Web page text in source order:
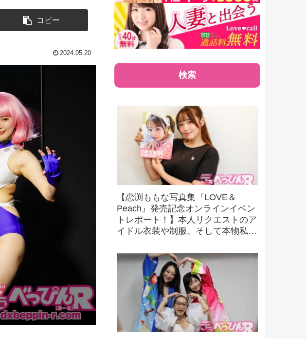
コピー
2024.05.20
検索
【恋渕ももな写真集『LOVE＆
Peach』発売記念オンラインイベン
トレポート！】本人リクエストのア
イドル衣装や制服、そして本物私服
もダブルで楽しめる！